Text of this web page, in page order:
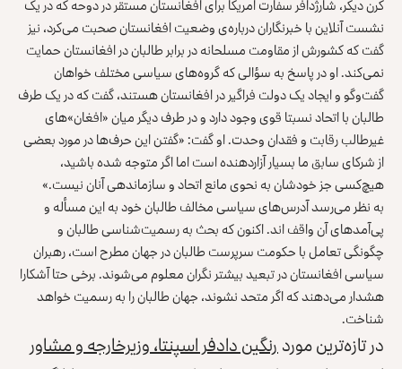
نشست آنلاین با خبرنگاران درباره‌ی وضعیت افغانستان صحبت می‌کرد، نیز
گفت که کشورش از مقاومت مسلحانه در برابر طالبان در افغانستان حمایت
نمی‌کند. او در پاسخ به سؤالی که گروه‌های سیاسی مختلف خواهان
گفت‌وگو و ایجاد یک دولت فراگیر در افغانستان هستند، گفت که در یک طرف
طالبان با اتحاد نسبتا قوی وجود دارد و در طرف دیگر میان «افغان»‌های
غیرطالب رقابت و فقدان وحدت. او گفت: «گفتن این حرف‌ها در مورد بعضی
از شرکای سابق ما بسیار آزاردهنده است اما اگر متوجه شده باشید،
هیچ‌کسی جز خودشان به نحوی مانع اتحاد و سازماندهی آنان نیست.»
به نظر می‌رسد آدرس‌های سیاسی مخالف طالبان خود به این مسأله و
پی‌آمدهای آن واقف اند. اکنون که بحث به‌ رسمیت‌شناسی طالبان و
چگونگی تعامل با حکومت سرپرست طالبان در جهان مطرح است، رهبران
سیاسی افغانستان در تبعید بیشتر نگران معلوم می‌شوند. برخی حتا آشکارا
هشدار می‌دهند که اگر متحد نشوند، جهان طالبان را به رسمیت خواهد
شناخت.
در تازه‌ترین موردرنگین دادفر اسپنتا، وزیرخارجه و مشاور